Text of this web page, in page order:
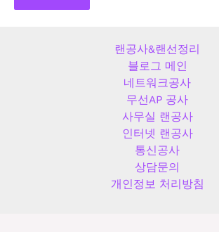
랜공사&랜선정리
블로그 메인
네트워크공사
무선AP 공사
사무실 랜공사
인터넷 랜공사
통신공사
상담문의
개인정보 처리방침